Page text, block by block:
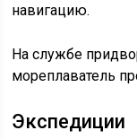
навигацию.
На службе
мореплаватель
Экспедиции